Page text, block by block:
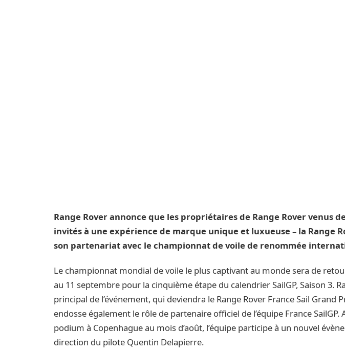
Range Rover annonce que les propriétaires de Range Rover venus
invités à une expérience de marque unique et luxueuse – la Range
son partenariat avec le championnat de voile de renommée
Le championnat mondial de voile le plus captivant au monde sera de
au 11 septembre pour la cinquième étape du calendrier SailGP, Saison 3.
principal de l’événement, qui deviendra le Range Rover France Sail Grand
endosse également le rôle de partenaire officiel de l’équipe France
podium à Copenhague au mois d’août, l’équipe participe à un nouvel
direction du pilote Quentin Delapierre.